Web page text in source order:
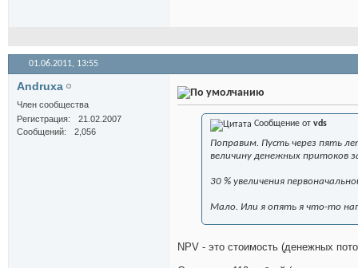
01.06.2011, 13:55
Andruxa
Член сообщества
Регистрация
21.02.2007
Сообщений
2,056
Сообщение от vds
Поправим. Пусть через пять
величину денежных притоков
30 % увеличения
Мало. Или я опять я что-то
NPV - это стоимость (денежных